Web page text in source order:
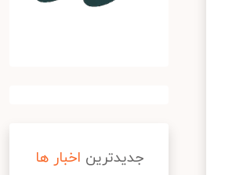
جدیدترین اخبار ها